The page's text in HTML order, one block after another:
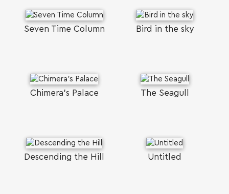
Seven Time Column Bird in the sky
Chimera's Palace The Seagull
Descending the Hill Untitled